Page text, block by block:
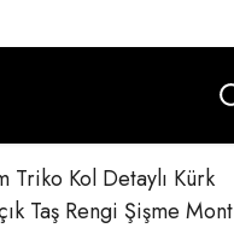
Triko Kol Detaylı Kürk
Taş Rengi Şişme Mont